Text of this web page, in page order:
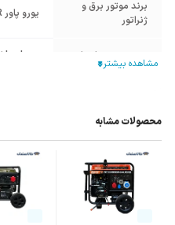
برند موتور برق و
ژنراتور
یورو پاور EURO POWER
نوع سیستم استارت keyless استارت
حجم باک سوخت
حجم مخزن روغن
چرخ و دسته دارد
محصولات مشابه